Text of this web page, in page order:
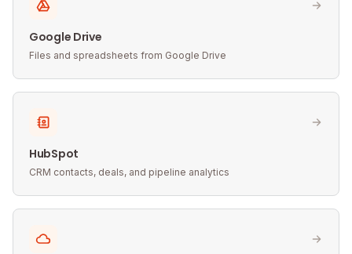
Google Drive
Files and spreadsheets from Google Drive
HubSpot
CRM contacts, deals, and pipeline analytics